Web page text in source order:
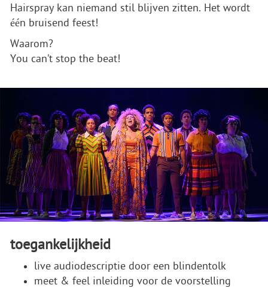
Hairspray kan niemand stil blijven zitten. Het wordt
één bruisend feest!
Waarom?
You can’t stop the beat!
toegankelijkheid
live audiodescriptie door een blindentolk
meet & feel inleiding voor de voorstelling